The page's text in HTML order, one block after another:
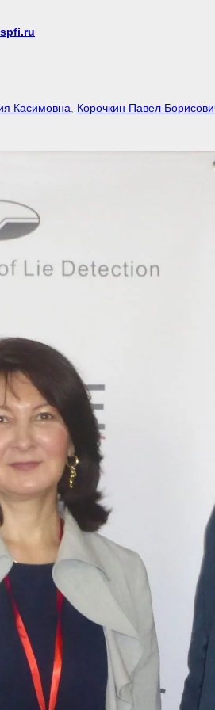
Касимовна Корочкин Павел